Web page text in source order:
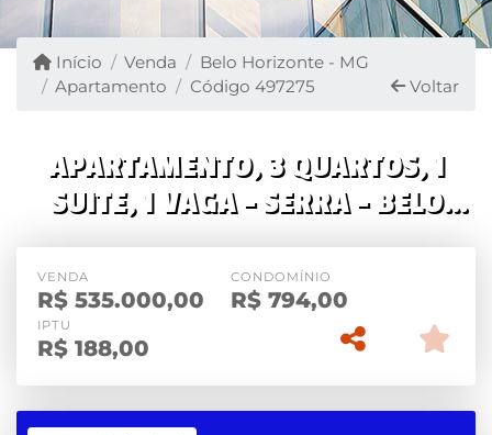
Início Venda
Belo Horizonte - MG
Apartamento
Código 497275 Voltar
APARTAMENTO, 3 QUARTOS, 1
SUITE, 1 VAGA - SERRA - BELO
VENDA
R$ 535.000,00
CONDOMÍNIO
R$ 794,00
IPTU
R$ 188,00